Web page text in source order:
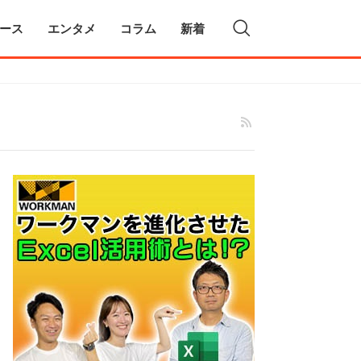
ス エンタメ コラム 新着